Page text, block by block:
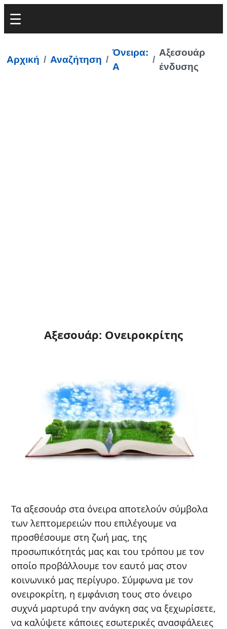
Αρχική Αναζήτηση
Όνειρα:
Α
Αξεσουάρ
ένδυσης
Αξεσουάρ: Ονειροκρίτης
Τα αξεσουάρ στα όνειρα αποτελούν σύμβολα
των λεπτομερειών που επιλέγουμε να
προσθέσουμε στη ζωή μας, της
προσωπικότητάς μας και του τρόπου με τον
οποίο προβάλλουμε τον εαυτό μας στον
κοινωνικό μας περίγυρο. Σύμφωνα με τον
ονειροκρίτη, η εμφάνιση τους στο όνειρο
συχνά μαρτυρά την ανάγκη σας να ξεχωρίσετε,
να καλύψετε κάποιες εσωτερικές ανασφάλειες